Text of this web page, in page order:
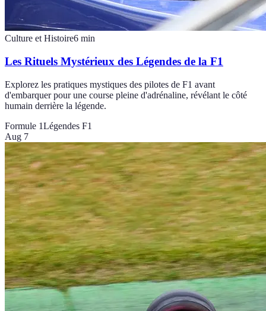
Culture et Histoire6 min
Les Rituels Mystérieux des Légendes de la F1
Explorez les pratiques mystiques des pilotes de F1 avant
d'embarquer pour une course pleine d'adrénaline, révélant le côté
humain derrière la légende.
Formule 1Légendes F1
Aug 7